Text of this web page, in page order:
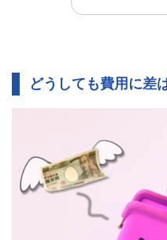
どうしても費用に差